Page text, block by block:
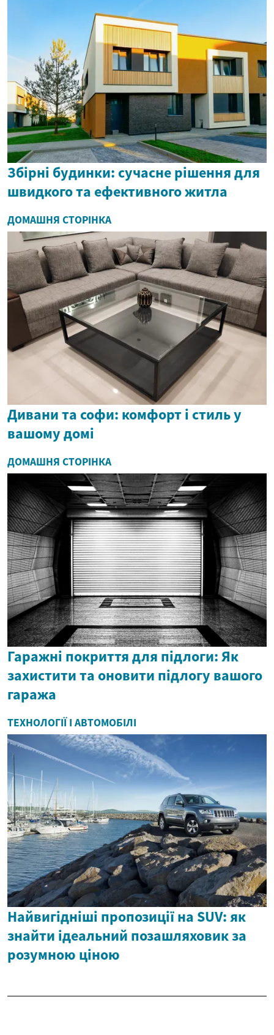
Збірні будинки: сучасне рішення для
швидкого та ефективного житла
ДОМАШНЯ СТОРІНКА
Дивани та софи: комфорт і стиль у
вашому домі
ДОМАШНЯ СТОРІНКА
Гаражні покриття для підлоги: Як
захистити та оновити підлогу вашого
гаража
ТЕХНОЛОГІЇ І АВТОМОБІЛІ
Найвигідніші пропозиції на SUV: як
знайти ідеальний позашляховик за
розумною ціною